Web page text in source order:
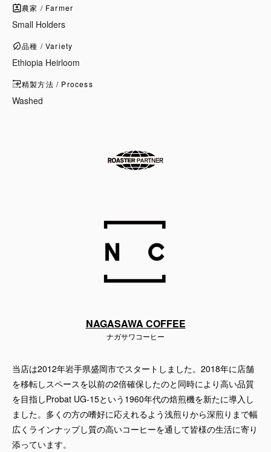
農家 / Farmer
Small Holders
品種 / Variety
Ethiopia Heirloom
精製方法 / Process
Washed
NAGASAWA COFFEE
ナガサワコーヒー
当店は2012年岩手県盛岡市でスタートしました。2018年に店舗
を移転しスペースを以前の2倍確保したのと同時により高い品質
を目指しProbat UG-15という1960年代の焙煎機を新たに導入し
ました。多くの方の嗜好に応えれるよう浅煎りから深煎りまで幅
広くラインナップし質の高いコーヒーを通して皆様の生活に寄り
添っています。